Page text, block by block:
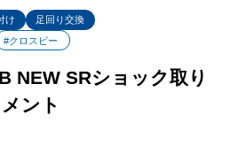
け
足回り交換
#クロスビー
NEW SRショック取り
ント